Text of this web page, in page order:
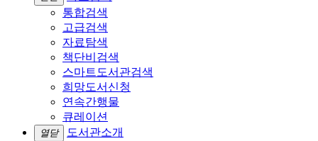
통합검색
고급검색
자료탐색
책단비검색
스마트도서관검색
희망도서신청
연속간행물
큐레이션
열닫
도서관소개